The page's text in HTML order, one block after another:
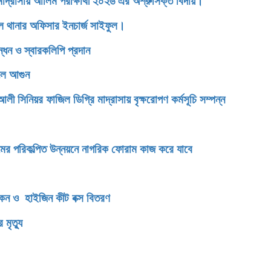
থানার অফিসার ইনচার্জ সাইফুল।
ও স্বারকলিপি প্রদান
আগুন
ফাজিল ডিগ্রি মাদ্রাসায় বৃক্ষরোপণ কর্মসূচি সম্পন্ন
পরিকল্পিত উন্নয়নে নাগরিক ফোরাম কাজ করে যাবে
ও হাইজিন কীট বক্স বিতরণ
মৃত্যু